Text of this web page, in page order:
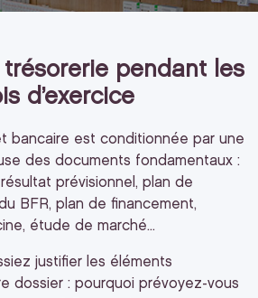
trésorerie pendant les
d’exercice
bancaire est conditionnée par une
des documents fondamentaux :
prévisionnel, plan de
BFR, plan de financement,
étude de marché...
justifier les éléments
dossier : pourquoi prévoyez-vous